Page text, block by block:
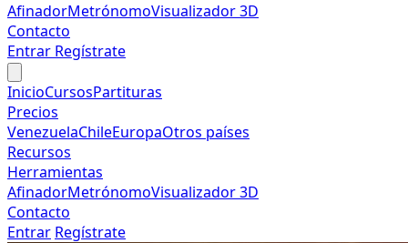
AfinadorMetrónomoVisualizador 3D
Contacto
Entrar Regístrate
InicioCursosPartituras
Precios
VenezuelaChileEuropaOtros países
Recursos
Herramientas
AfinadorMetrónomoVisualizador 3D
Contacto
Entrar Regístrate